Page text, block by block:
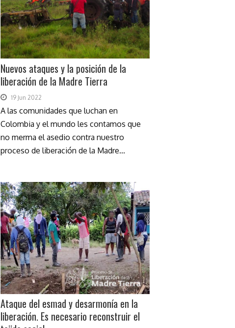
Nuevos ataques y la posición de la
liberación de la Madre Tierra
19 Jun 2022
A las comunidades que luchan en
Colombia y el mundo les contamos que
no merma el asedio contra nuestro
proceso de liberación de la Madre...
Ataque del esmad y desarmonía en la
liberación. Es necesario reconstruir el